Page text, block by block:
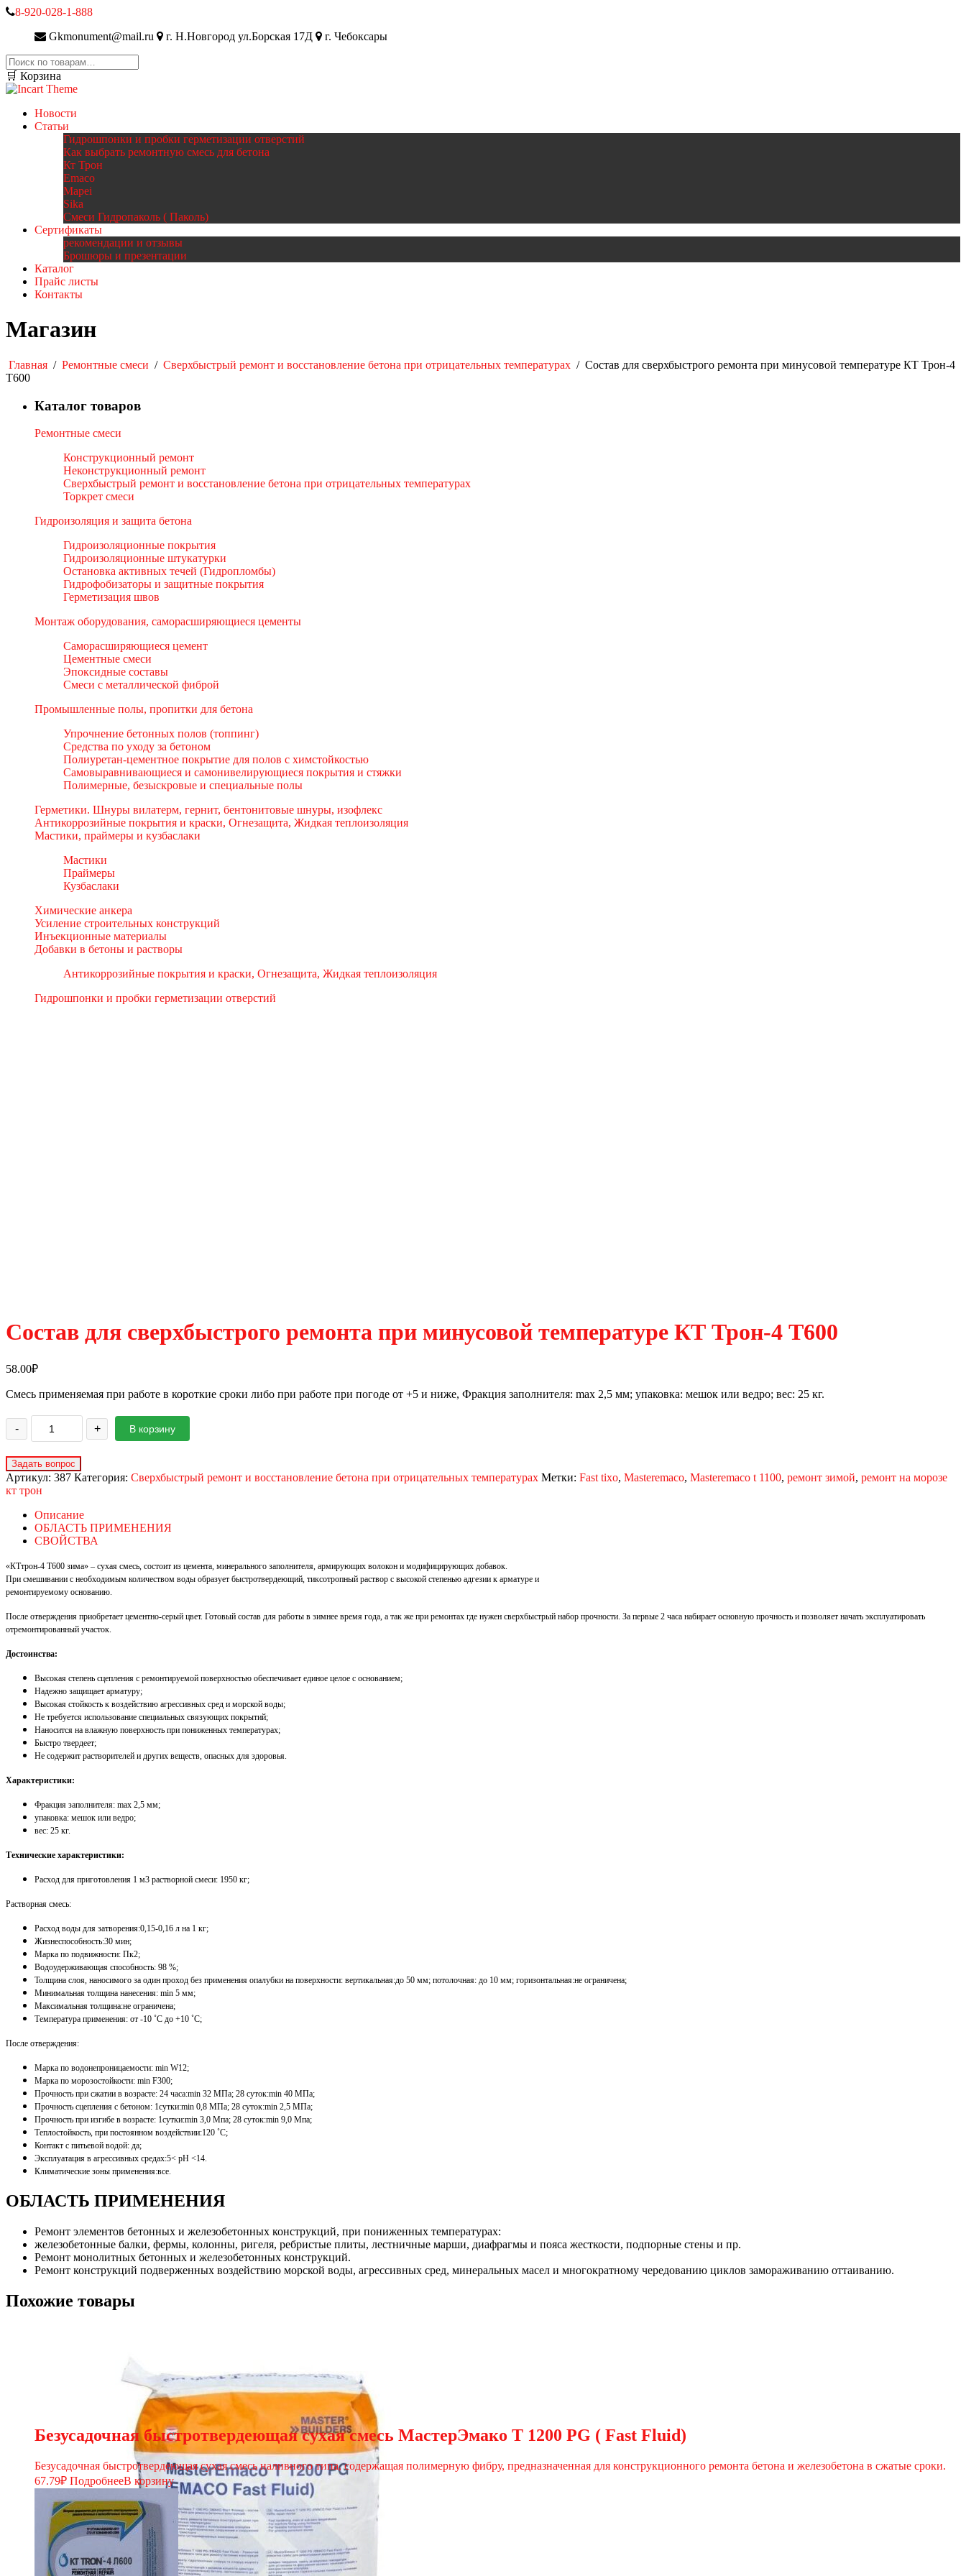
8-920-028-1-888
Gkmonument@mail.ru
г. Н.Новгород ул.Борская 17Д
г. Чебоксары
Искать:
🛒 Корзина
Новости
Статьи
Гидрошпонки и пробки герметизации отверстий
Как выбрать ремонтную смесь для бетона
Кт Трон
Emaco
Mapei
Sika
Смеси Гидропаколь ( Паколь)
Сертификаты
рекомендации и отзывы
Брошюры и презентации
Каталог
Прайс листы
Контакты
Магазин
Главная / Ремонтные смеси / Сверхбыстрый ремонт и восстановление бетона при отрицательных температурах / Состав для сверхбыстрого ремонта при минусовой температуре КТ Трон-4
Т600
Каталог товаров
Ремонтные смеси
Конструкционный ремонт
Неконструкционный ремонт
Сверхбыстрый ремонт и восстановление бетона при отрицательных температурах
Торкрет смеси
Гидроизоляция и защита бетона
Гидроизоляционные покрытия
Гидроизоляционные штукатурки
Остановка активных течей (Гидропломбы)
Гидрофобизаторы и защитные покрытия
Герметизация швов
Монтаж оборудования, саморасширяющиеся цементы
Саморасширяющиеся цемент
Цементные смеси
Эпоксидные составы
Смеси с металлической фиброй
Промышленные полы, пропитки для бетона
Упрочнение бетонных полов (топпинг)
Средства по уходу за бетоном
Полиуретан-цементное покрытие для полов с химстойкостью
Самовыравнивающиеся и самонивелирующиеся покрытия и стяжки
Полимерные, безыскровые и специальные полы
Герметики. Шнуры вилатерм, гернит, бентонитовые шнуры, изофлекс
Антикоррозийные покрытия и краски, Огнезащита, Жидкая теплоизоляция
Мастики, праймеры и кузбаслаки
Мастики
Праймеры
Кузбаслаки
Химические анкера
Усиление строительных конструкций
Инъекционные материалы
Добавки в бетоны и растворы
Антикоррозийные покрытия и краски, Огнезащита, Жидкая теплоизоляция
Гидрошпонки и пробки герметизации отверстий
Состав для сверхбыстрого ремонта при минусовой температуре КТ Трон-4 Т600
58.00₽
Смесь применяемая при работе в короткие сроки либо при работе при погоде от +5 и ниже, Фракция заполнителя: max 2,5 мм; упаковка: мешок или ведро; вес: 25 кг.
- + В корзину
Артикул: 387 Категория: Сверхбыстрый ремонт и восстановление бетона при отрицательных температурах Метки: Fast tixo, Masteremaco, Masteremaco t 1100, ремонт зимой, ремонт на морозе
кт трон
Описание
ОБЛАСТЬ ПРИМЕНЕНИЯ
СВОЙСТВА
«КТтрон-4 Т600 зима» – сухая смесь, состоит из цемента, минерального заполнителя, армирующих волокон и модифицирующих добавок.
При смешивании с необходимым количеством воды образует быстротвердеющий, тиксотропный раствор с высокой степенью адгезии к арматуре и
ремонтируемому основанию.
После отверждения приобретает цементно-серый цвет. Готовый состав для работы в зимнее время года, а так же при ремонтах где нужен сверхбыстрый набор прочности. За первые 2 часа набирает основную прочность и позволяет начать эксплуатировать
отремонтированный участок.
Достоинства:
Высокая степень сцепления с ремонтируемой поверхностью обеспечивает единое целое с основанием;
Надежно защищает арматуру;
Высокая стойкость к воздействию агрессивных сред и морской воды;
Не требуется использование специальных связующих покрытий;
Наносится на влажную поверхность при пониженных температурах;
Быстро твердеет;
Не содержит растворителей и других веществ, опасных для здоровья.
Характеристики:
Фракция заполнителя: max 2,5 мм;
упаковка: мешок или ведро;
вес: 25 кг.
Технические характеристики:
Расход для приготовления 1 м3 растворной смеси: 1950 кг;
Растворная смесь:
Расход воды для затворения:0,15-0,16 л на 1 кг;
Жизнеспособность:30 мин;
Марка по подвижности: Пк2;
Водоудерживающая способность: 98 %;
Толщина слоя, наносимого за один проход без применения опалубки на поверхности: вертикальная:до 50 мм; потолочная: до 10 мм; горизонтальная:не ограничена;
Минимальная толщина нанесения: min 5 мм;
Максимальная толщина:не ограничена;
Температура применения: от -10 ˚С до +10 ˚С;
После отверждения:
Марка по водонепроницаемости: min W12;
Марка по морозостойкости: min F300;
Прочность при сжатии в возрасте: 24 часа:min 32 МПа; 28 суток:min 40 МПа;
Прочность сцепления с бетоном: 1сутки:min 0,8 МПа; 28 суток:min 2,5 МПа;
Прочность при изгибе в возрасте: 1сутки:min 3,0 Мпа; 28 суток:min 9,0 Мпа;
Теплостойкость, при постоянном воздействии:120 ˚С;
Контакт с питьевой водой: да;
Эксплуатация в агрессивных cредах:5< pH <14.
Климатические зоны применения:все.
ОБЛАСТЬ ПРИМЕНЕНИЯ
Ремонт элементов бетонных и железобетонных конструкций, при пониженных температурах:
железобетонные балки, фермы, колонны, ригеля, ребристые плиты, лестничные марши, диафрагмы и пояса жесткости, подпорные стены и пр.
Ремонт монолитных бетонных и железобетонных конструкций.
Ремонт конструкций подверженных воздействию морской воды, агрессивных сред, минеральных масел и многократному чередованию циклов замораживанию оттаиванию.
Похожие товары
Безусадочная быстротвердеющая сухая смесь МастерЭмако T 1200 PG ( Fast Fluid)
Безусадочная быстротвердеющая сухая смесь наливного типа, содержащая полимерную фибру, предназначенная для конструкционного ремонта бетона и железобетона в сжатые сроки.
67.79₽ ПодробнееВ корзину